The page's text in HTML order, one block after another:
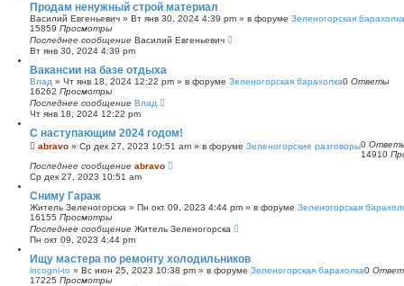
Продам ненужный строй материал
Василий Евгеньевич » Вт янв 30, 2024 4:39 pm » в форуме Зеленогорская барахолка
15859 Просмотры
Последнее сообщение Василий Евгеньевич
Вт янв 30, 2024 4:39 pm
Вакансии на базе отдыха
Влад » Чт янв 18, 2024 12:22 pm » в форуме Зеленогорская барахолка0 Ответы
16262 Просмотры
Последнее сообщение Влад
Чт янв 18, 2024 12:22 pm
С наступающим 2024 годом!
abravo » Ср дек 27, 2023 10:51 am » в форуме Зеленогорские разговоры0
14910
Последнее сообщение abravo
Ср дек 27, 2023 10:51 am
Сниму Гараж
Житель Зеленогорска » Пн окт 09, 2023 4:44 pm » в форуме Зеленогорская
16155 Просмотры
Последнее сообщение Житель Зеленогорска
Пн окт 09, 2023 4:44 pm
Ищу мастера по ремонту холодильников
incogni-to » Вс июн 25, 2023 10:38 pm » в форуме Зеленогорская барахолка0
17225 Просмотры